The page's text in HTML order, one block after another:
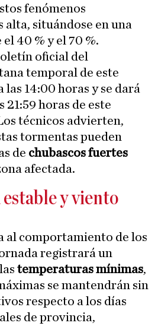
fenómenos
alta, situándose en una
40 % y el 70 %.
oficial del
temporal de este
las 14:00 horas y se dará
21:59 horas de este
técnicos advierten,
tormentas pueden
de chubascos fuertes
afectada.
y viento
al comportamiento de los
registrará un
temperaturas mínimas,
se mantendrán sin
respecto a los días
de provincia,